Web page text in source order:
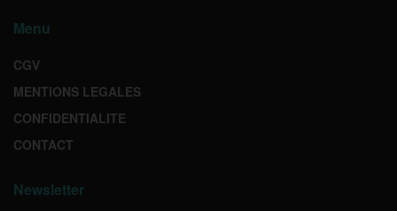
Menu
CGV
MENTIONS LEGALES
CONFIDENTIALITE
CONTACT
Newsletter